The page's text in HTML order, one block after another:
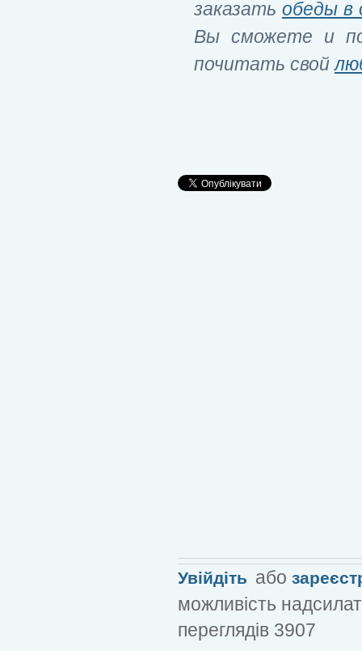
заказать обеды в
Вы сможете и
почитать свой
Увійдіть або
можливість
переглядів 3907